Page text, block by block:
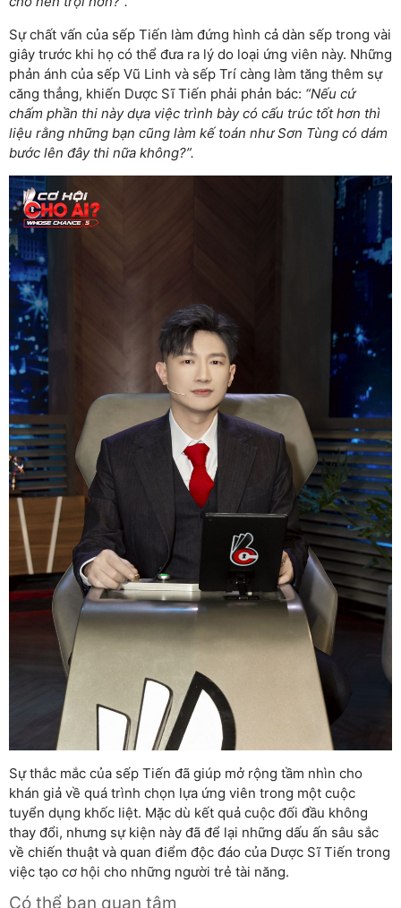
Sự chất vấn của sếp Tiến làm đứng hình cả dàn sếp trong vài
giây trước khi họ có thể đưa ra lý do loại ứng viên này. Những
phản ánh của sếp Vũ Linh và sếp Trí càng làm tăng thêm sự
căng thẳng, khiến Dược Sĩ Tiến phải phản bác: “Nếu cứ
chấm phần thi này dựa việc trình bày có cấu trúc tốt hơn thì
liệu rằng những bạn cũng làm kế toán như Sơn Tùng có dám
bước lên đây thi nữa không?”.
Sự thắc mắc của sếp Tiến đã giúp mở rộng tầm nhìn cho
khán giả về quá trình chọn lựa ứng viên trong một cuộc
tuyển dụng khốc liệt. Mặc dù kết quả cuộc đối đầu không
thay đổi, nhưng sự kiện này đã để lại những dấu ấn sâu sắc
về chiến thuật và quan điểm độc đáo của Dược Sĩ Tiến trong
việc tạo cơ hội cho những người trẻ tài năng.
Có thể bạn quan tâm